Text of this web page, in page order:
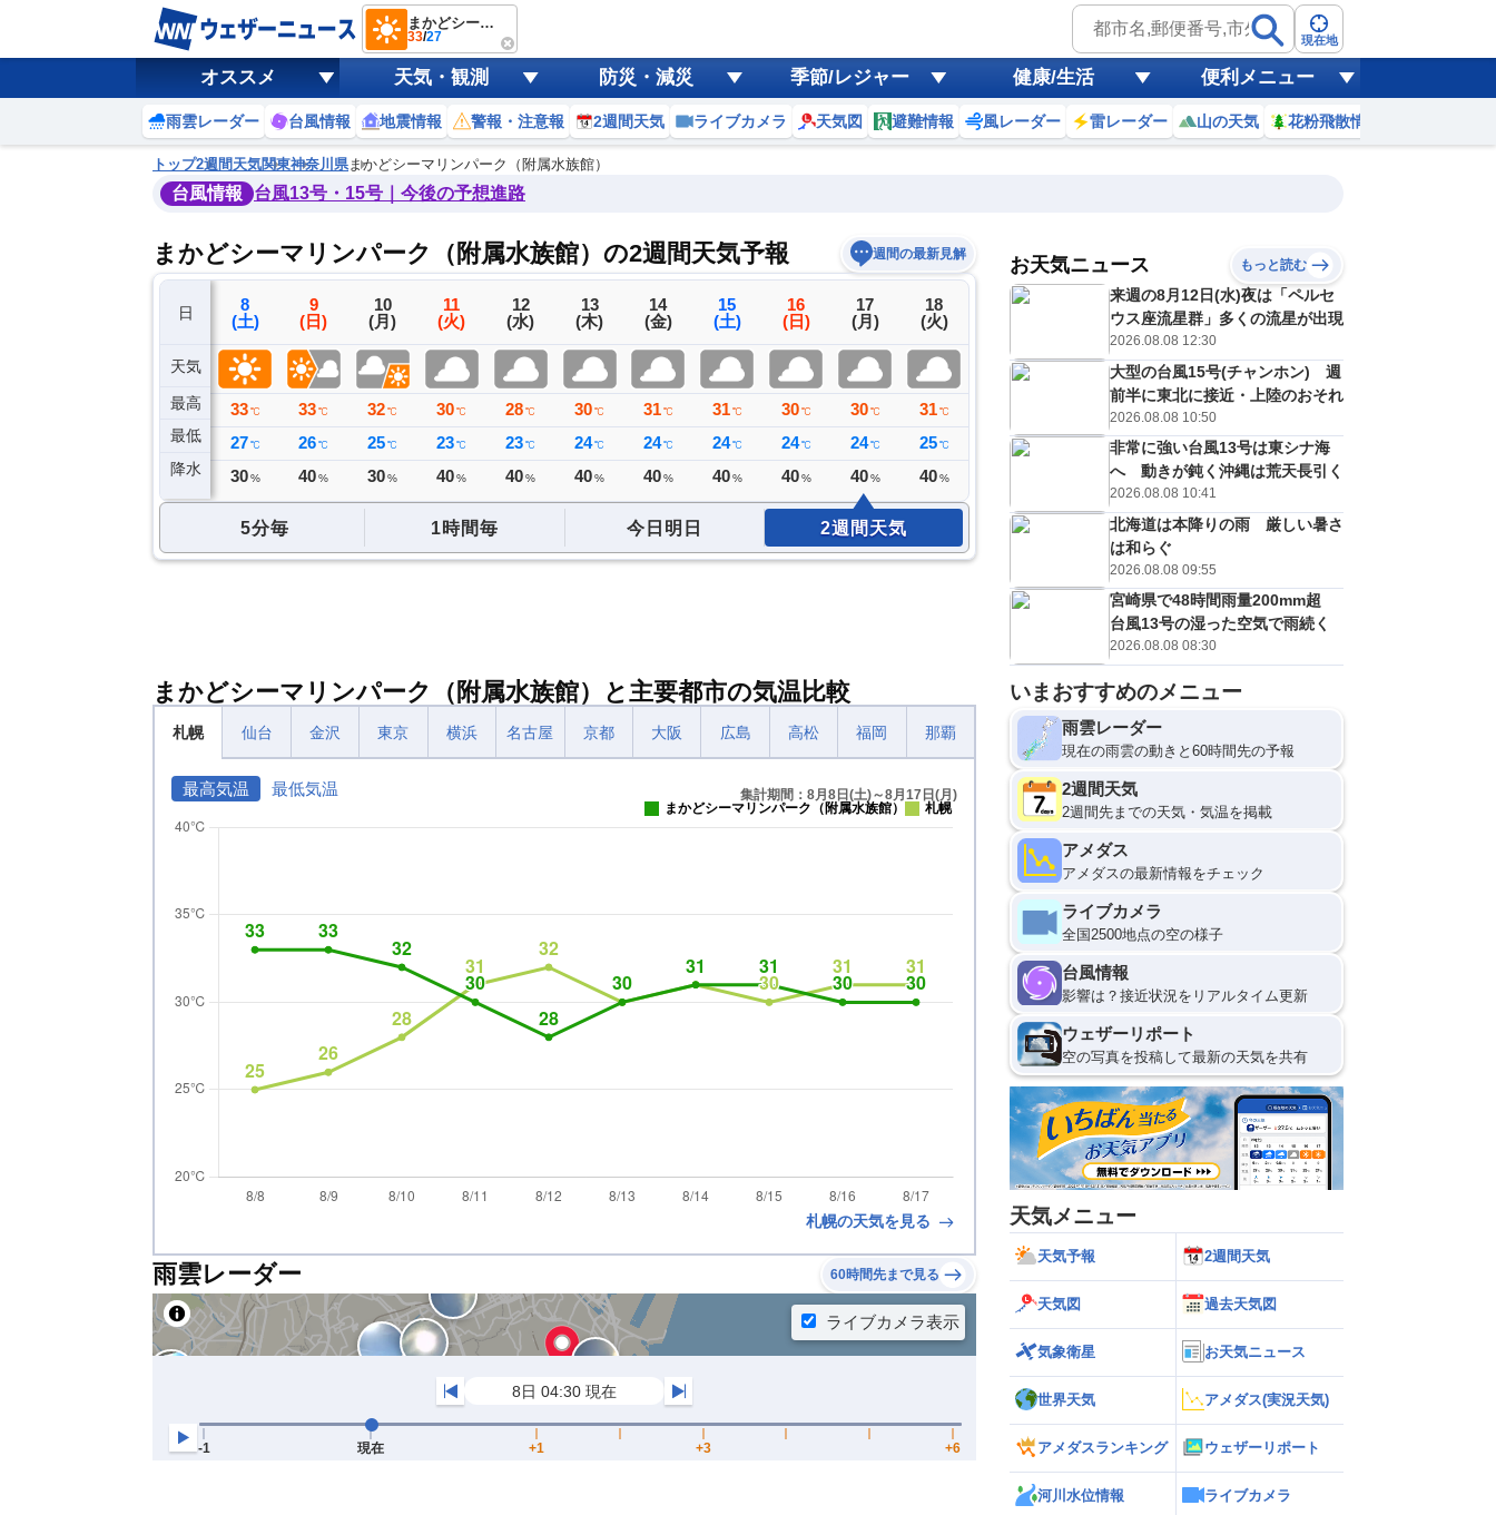
まかどシーマリンパーク（附属水族館）
33/27 現在地
オススメ 天気・観測 防災・減災 季節/レジャー 健康/生活 便利メニュー
雨雲レーダー 台風情報 地震情報 警報・注意報 2週間天気 ライブカメラ 天気図 避難情報 風レーダー 雷レーダー 山の天気 花粉飛散情報
トップ2週間天気関東神奈川県まかどシーマリンパーク（附属水族館）
台風情報 台風13号・15号｜今後の予想進路
まかどシーマリンパーク（附属水族館）の2週間天気予報 週間の最新見解
日
天気
最高
最低
降水
7
(金)
33℃
26℃
ミリ
8
(土)
33 ℃
27 ℃
30 %
9
(日)
33 ℃
26 ℃
40 %
10
(月)
32 ℃
25 ℃
30 %
11
(火)
30 ℃
23 ℃
40 %
12
(水)
28℃
23℃
40%
13
(木)
30℃
24℃
40%
14
(金)
31℃
24℃
40%
15
(土)
31℃
24℃
40%
16
(日)
30 ℃
24 ℃
40 %
17
(月)
30 ℃
24 ℃
40 %
18
(火)
31 ℃
25 ℃
40 %
19
℃ 26
21
(金)
D
31℃
26 ℃
30%
22
(土)
E
30℃
25℃
50 %
予報の
信頼度
B
C
D
低
？
5分毎 1時間毎 今日明日 2週間天気
まかどシーマリンパーク（附属水族館）と主要都市の気温比較
札幌 仙台 金沢 東京 横浜 名古屋 京都 大阪 広島 高松 福岡 那覇
最高気温 最低気温
集計期間：8月8日(土)～8月17日(月)
まかどシーマリンパーク（附属水族館）
札幌
札幌の天気を見る
雨雲レーダー 60時間先まで見る
お天気ニュース もっと読む
来週の8月12日(水)夜は「ペルセ
ウス座流星群」多くの流星が出現
2026.08.08 12:30
大型の台風15号(チャンホン) 週
前半に東北に接近・上陸のおそれ
2026.08.08 10:50
非常に強い台風13号は東シナ海
へ 動きが鈍く沖縄は荒天長引く
2026.08.08 10:41
北海道は本降りの雨 厳しい暑さ
は和らぐ
2026.08.08 09:55
宮崎県で48時間雨量200mm超
台風13号の湿った空気で雨続く
2026.08.08 08:30
いまおすすめのメニュー
雨雲レーダー
現在の雨雲の動きと60時間先の予報
2週間天気
2週間先までの天気・気温を掲載
アメダス
アメダスの最新情報をチェック
ライブカメラ
全国2500地点の空の様子
台風情報
影響は？接近状況をリアルタイム更新
ウェザーリポート
空の写真を投稿して最新の天気を共有
天気メニュー
天気予報 2週間天気
天気図 過去天気図
気象衛星 お天気ニュース
世界天気 アメダス(実況天気)
アメダスランキング ウェザーリポート
河川水位情報 ライブカメラ